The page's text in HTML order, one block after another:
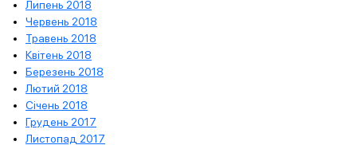
Липень 2018
Червень 2018
Травень 2018
Квітень 2018
Березень 2018
Лютий 2018
Січень 2018
Грудень 2017
Листопад 2017